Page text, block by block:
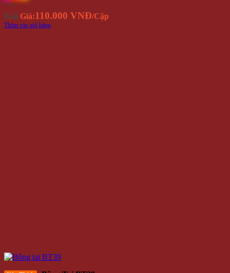
⭐(3)
Giá Giá:110.000 VNĐ/Cặp
Thêm vào giỏ hàng